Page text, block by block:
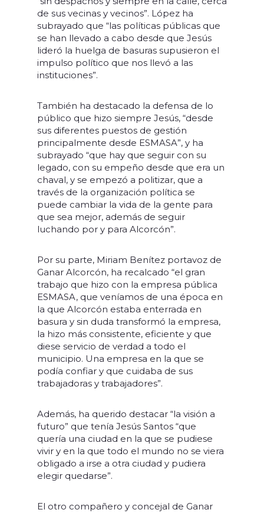
de sus vecinas y vecinos”. López ha
subrayado que “las políticas públicas que
se han llevado a cabo desde que Jesús
lideró la huelga de basuras supusieron el
impulso político que nos llevó a las
instituciones”.
También ha destacado la defensa de lo
público que hizo siempre Jesús, “desde
sus diferentes puestos de gestión
principalmente desde ESMASA”, y ha
subrayado “que hay que seguir con su
legado, con su empeño desde que era un
chaval, y se empezó a politizar, que a
través de la organización política se
puede cambiar la vida de la gente para
que sea mejor, además de seguir
luchando por y para Alcorcón”.
Por su parte, Miriam Benítez portavoz de
Ganar Alcorcón, ha recalcado “el gran
trabajo que hizo con la empresa pública
ESMASA, que veníamos de una época en
la que Alcorcón estaba enterrada en
basura y sin duda transformó la empresa,
la hizo más consistente, eficiente y que
diese servicio de verdad a todo el
municipio. Una empresa en la que se
podía confiar y que cuidaba de sus
trabajadoras y trabajadores”.
Además, ha querido destacar “la visión a
futuro” que tenía Jesús Santos “que
quería una ciudad en la que se pudiese
vivir y en la que todo el mundo no se viera
obligado a irse a otra ciudad y pudiera
elegir quedarse”.
El otro compañero y concejal de Ganar